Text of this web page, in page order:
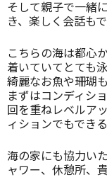
そして親子で一緒
き、楽しく会話も
こちらの海は都心
着いていてとても
綺麗なお魚や珊瑚
まずはコンディシ
回を重ねレベルア
ィションでもでき
海の家にも協力い
ャワー、休憩所、